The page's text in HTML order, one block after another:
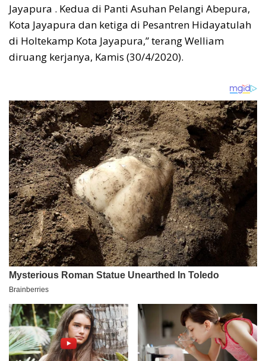
Jayapura . Kedua di Panti Asuhan Pelangi Abepura,
Kota Jayapura dan ketiga di Pesantren Hidayatulah
di Holtekamp Kota Jayapura,” terang Welliam
diruang kerjanya, Kamis (30/4/2020).